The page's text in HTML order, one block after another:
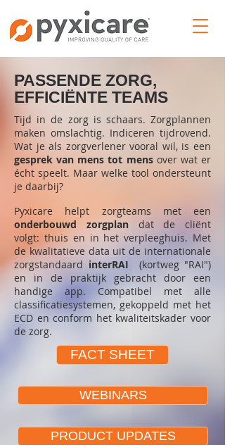
PASSENDE ZORG,
EFFICIËNTE TEAMS
Tijd in de zorg is schaars. Zorgplannen
maken omslachtig. Indiceren tijdrovend.
Wat je als zorgverlener vooral wil, is een
gesprek van mens tot mensover wat er
écht speelt. Maar welke tool ondersteunt
je daarbij?
Pyxicare helpt zorgteams met een
onderbouwd zorgplandat de cliënt
volgt: thuis en in het verpleeghuis. Met
de kwalitatieve data uit de internationale
zorgstandaard interRAI (kortweg "RAI")
en in de praktijk gebracht door een
handige app. Compatibel met alle
classificatiesystemen, gekoppeld met het
ECD en conform het kwaliteitskader voor
de zorg.
FACT SHEET
WEBINARS
PRODUCT UPDATES